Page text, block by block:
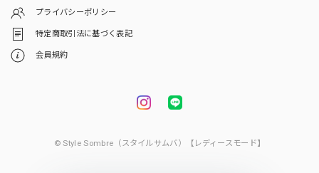
プライバシーポリシー
特定商取引法に基づく表記
会員規約
© Style Sombre（スタイルサムバ）【レディースモード】